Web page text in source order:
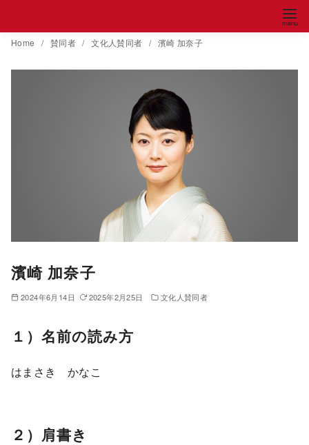
Home 賛同者 文化人賛同者 濱崎 加奈子
濱崎 加奈子
2024年6月14日 2025年2月25日 文化人賛同者
１）名前の読み方
はまさき かなこ
２）肩書き